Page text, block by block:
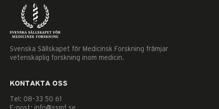
Svenska Sällskapet för Medicinsk Forskning främjar
vetenskaplig forskning inom medicin.
KONTAKTA OSS
Tel: 08–33 50 61